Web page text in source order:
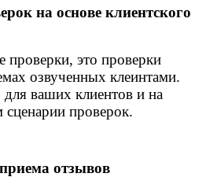
на основе клиентского
проверки, это проверки
озвученных клеинтами.
ваших клиентов и на
проверок.
отзывов